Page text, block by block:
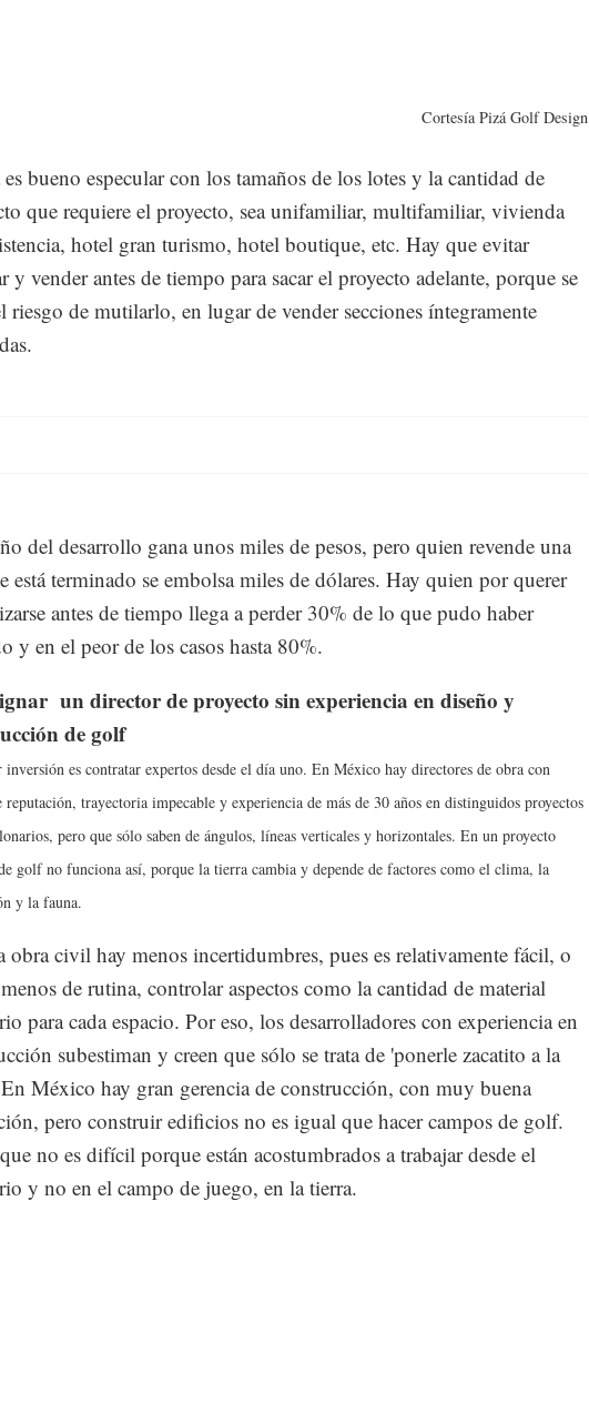
Cortesía Pizá Golf Design
bueno especular con los tamaños de los lotes y la cantidad de
que requiere el proyecto, sea unifamiliar, multifamiliar, vivienda
hotel gran turismo, hotel boutique, etc. Hay que evitar
y vender antes de tiempo para sacar el proyecto adelante, porque se
riesgo de mutilarlo, en lugar de vender secciones íntegramente
del desarrollo gana unos miles de pesos, pero quien revende una
está terminado se embolsa miles de dólares. Hay quien por querer
antes de tiempo llega a perder 30% de lo que pudo haber
y en el peor de los casos hasta 80%.
un director de proyecto sin experiencia en diseño y
ón de golf
es contratar expertos desde el día uno. En México hay directores de obra con
reputación, trayectoria impecable y experiencia de más de 30 años en distinguidos proyectos
pero que sólo saben de ángulos, líneas verticales y horizontales. En un proyecto
golf no funciona así, porque la tierra cambia y depende de factores como el clima, la
y la fauna.
obra civil hay menos incertidumbres, pues es relativamente fácil, o
de rutina, controlar aspectos como la cantidad de material
para cada espacio. Por eso, los desarrolladores con experiencia en
subestiman y creen que sólo se trata de 'ponerle zacatito a la
México hay gran gerencia de construcción, con muy buena
pero construir edificios no es igual que hacer campos de golf.
no es difícil porque están acostumbrados a trabajar desde el
y no en el campo de juego, en la tierra.